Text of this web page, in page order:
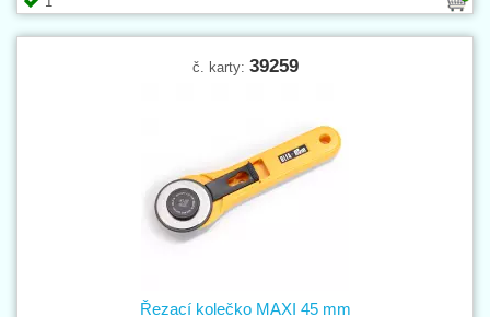
č. karty: 39259
Řezací kolečko MAXI 45 mm